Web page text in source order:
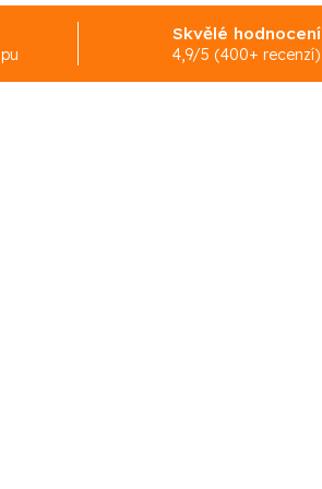
Skvělé hodnocení
4,9/5 (400+ recenzí)